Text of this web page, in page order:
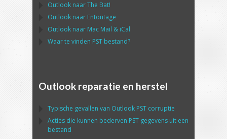
Outlook naarThe Bat!
Outlook naar Entoutage
Outlook naar Mac Mail & iCal
Waar te vinden PST bestand?
Outlook reparatie en herstel
Typische gevallen van Outlook PST corruptie
Acties die kunnen bederven PST gegevens uit een
bestand